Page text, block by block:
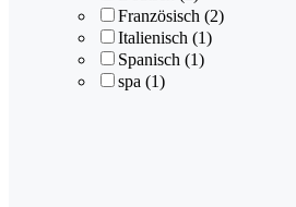
Französisch (2)
Italienisch (1)
Spanisch (1)
spa (1)